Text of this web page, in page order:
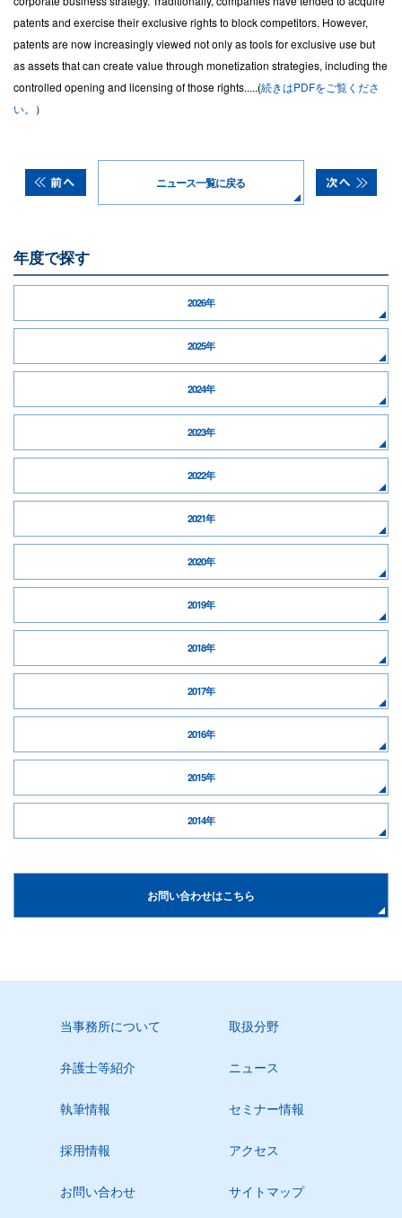
patents and exercise their exclusive rights to block competitors. However,
patents are now increasingly viewed not only as tools for exclusive use but
as assets that can create value through monetization strategies, including the
controlled opening and licensing of those rights.....(続きはPDFをご覧くださ
い。
）
ニュース一覧に戻る
年度で探す
2026年
2025年
2024年
2023年
2022年
2021年
2020年
2019年
2018年
2017年
2016年
2015年
2014年
お問い合わせはこちら
当事務所について 取扱分野
弁護士等紹介 ニュース
執筆情報 セミナー情報
採用情報 アクセス
お問い合わせ サイトマップ